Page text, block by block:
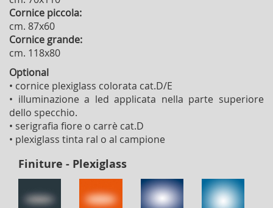
Cornice piccola:
cm. 87x60
Cornice grande:
cm. 118x80
Optional
• cornice plexiglass colorata cat.D/E
• illuminazione a led applicata nella parte superiore
dello specchio.
• serigrafia fiore o carrè cat.D
• plexiglass tinta ral o al campione
Finiture - Plexiglass